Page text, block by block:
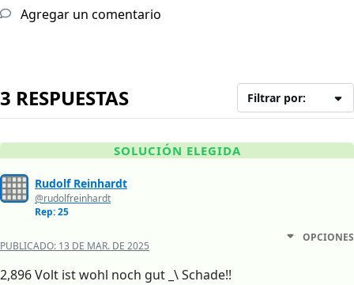
Agregar un comentario
3 RESPUESTAS Filtrar por:
SOLUCIÓN ELEGIDA
Rudolf Reinhardt
@rudolfreinhardt
Rep: 25
PUBLICADO: 13 DE MAR. DE 2025
OPCIONES
2,896 Volt ist wohl noch gut _\ Schade!!